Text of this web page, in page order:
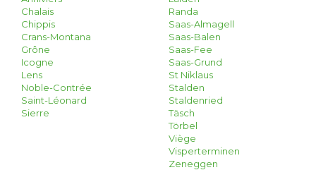
Chalais
Chippis
Crans-Montana
Grône
Icogne
Lens
Noble-Contrée
Saint-Léonard
Sierre
Randa
Saas-Almagell
Saas-Balen
Saas-Fee
Saas-Grund
St Niklaus
Stalden
Staldenried
Täsch
Törbel
Viège
Visperterminen
Zeneggen